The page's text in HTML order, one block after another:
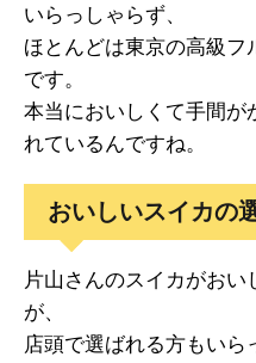
いらっしゃらず、
ほとんどは東京の高級フ
です。
本当においしくて手間が
れているんですね。
おいしいスイカの
片山さんのスイカがお
が、
店頭で選ばれる方もいら